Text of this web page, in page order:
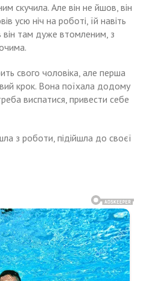
скучила. Але він не йшов, він
усю ніч на роботі, їй навіть
там дуже втомленим, з
свого чоловіка, але перша
крок. Вона поїхала додому
виспатися, привести себе
з роботи, підійшла до своєї